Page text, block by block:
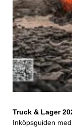
Truck & Lager
Inköpsguiden